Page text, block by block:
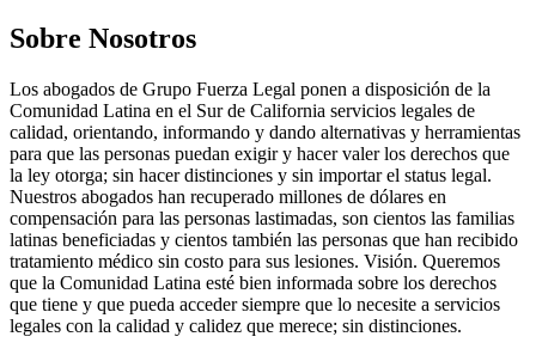
Sobre Nosotros
Los abogados de Grupo Fuerza Legal ponen a disposición de la
Comunidad Latina en el Sur de California servicios legales de
calidad, orientando, informando y dando alternativas y herramientas
para que las personas puedan exigir y hacer valer los derechos que
la ley otorga; sin hacer distinciones y sin importar el status legal.
Nuestros abogados han recuperado millones de dólares en
compensación para las personas lastimadas, son cientos las familias
latinas beneficiadas y cientos también las personas que han recibido
tratamiento médico sin costo para sus lesiones. Visión. Queremos
que la Comunidad Latina esté bien informada sobre los derechos
que tiene y que pueda acceder siempre que lo necesite a servicios
legales con la calidad y calidez que merece; sin distinciones.